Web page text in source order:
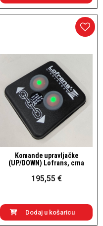
Brzi pogled
Komande upravljačke
(UP/DOWN) Lofrans, crna
195,55 €
Dodaj u košaricu